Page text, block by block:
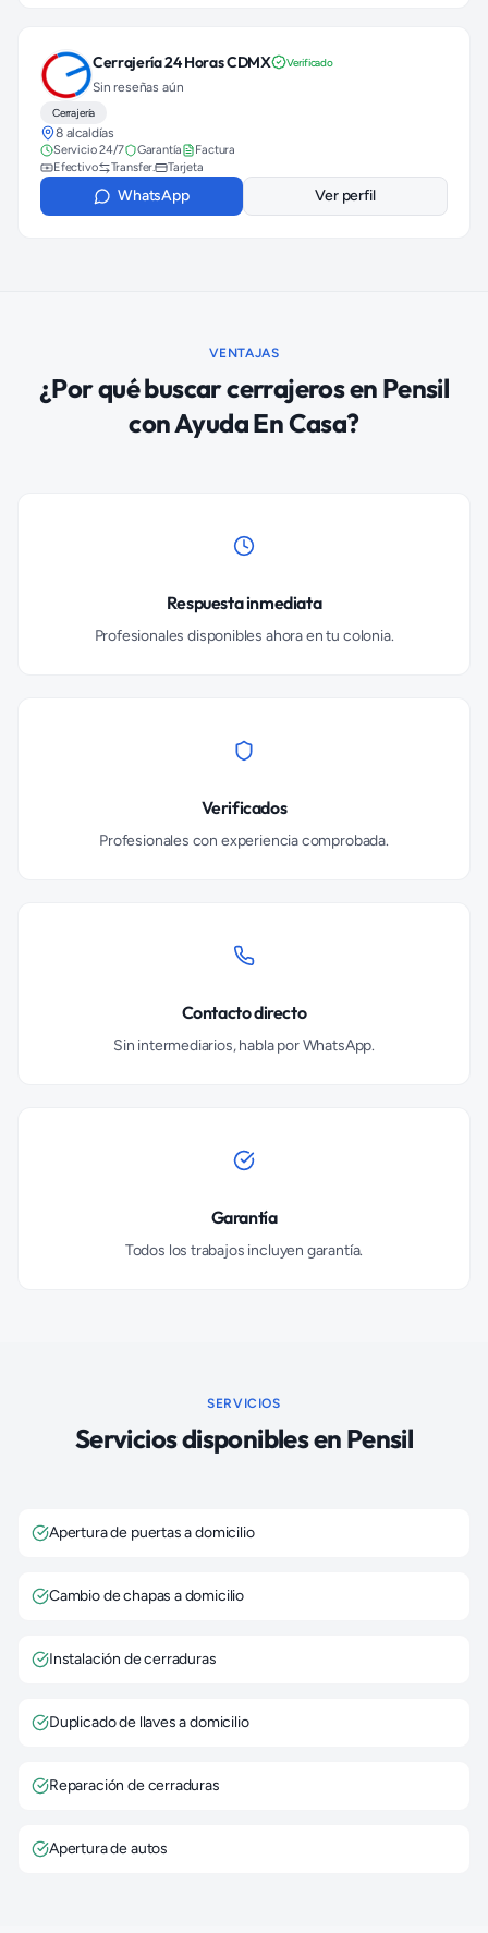
Cerrajería 24 Horas CDMX Verificado
Sin reseñas aún
Cerrajería
8 alcaldías
Servicio 24/7 Garantía
Factura
Efectivo
Transfer. Tarjeta
WhatsApp Ver perfil
VENTAJAS
¿Por qué buscarcerrajerosen Pensil
con Ayuda En Casa?
Respuesta inmediata
Profesionales disponibles ahora en tu colonia.
Verificados
Profesionales con experiencia comprobada.
Contacto directo
Sin intermediarios, habla por WhatsApp.
Garantía
Todos los trabajos incluyen garantía.
SERVICIOS
Servicios disponibles en Pensil
Apertura de puertas a domicilio
Cambio de chapas a domicilio
Instalación de cerraduras
Duplicado de llaves a domicilio
Reparación de cerraduras
Apertura de autos